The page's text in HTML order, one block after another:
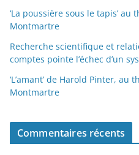
‘La poussière sous le tapis’
Montmartre
Recherche scientifique et
comptes pointe l’échec d’un
‘L’amant’ de Harold Pinter, au
Montmartre
Commentaires récents